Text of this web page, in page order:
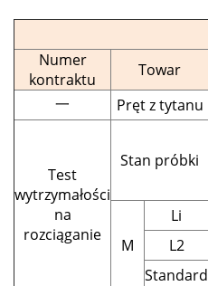
Numer
kontraktu
Towar
一
Pręt z tytanu
Test
wytrzymałości
na
rozciąganie
Stan próbki
M
Li
L2
Standard